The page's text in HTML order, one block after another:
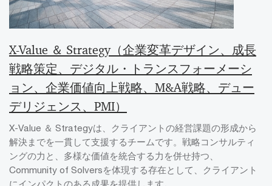
X-Value ＆ Strategy（企業変革デザイン、成長
戦略策定、デジタル・トランスフォーメーシ
ョン、企業価値向上戦略、M&A戦略、デュー
デリジェンス、PMI）
X-Value ＆ Strategyは、クライアントの経営課題の形成から
解決までを一貫して支援するチームです。戦略コンサルティ
ングの力と、多様な価値を統合する力を併せ持つ、
Community of Solversを体現する存在として、クライアント
にインパクトのある成果を提供します。